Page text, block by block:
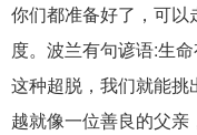
你们都准备好了，可
度。波兰有句谚语:生
这种超脱，我们就能挑
越就像一位善良的父